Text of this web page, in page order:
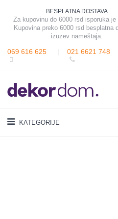
BESPLATNA DOSTAVA
Za kupovinu do 6000 rsd isporuka je
Kupovina preko 6000 rsd besplatna
izuzev nameštaja.
069 616 625 021 6621 748
KATEGORIJE